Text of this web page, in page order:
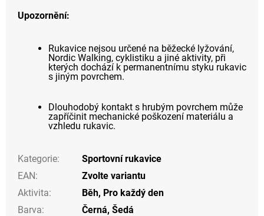
Upozornění:
Rukavice nejsou určené na běžecké lyžování,
Nordic Walking, cyklistiku a jiné aktivity, při
kterých dochází k permanentnímu styku rukavic
s jiným povrchem.
Dlouhodobý kontakt s hrubým povrchem může
zapříčinit mechanické poškození materiálu a
vzhledu rukavic.
Kategorie:
Sportovní rukavice
EAN:
Zvolte variantu
Aktivita: Běh, Pro každý den
Barva: Černá, Šedá